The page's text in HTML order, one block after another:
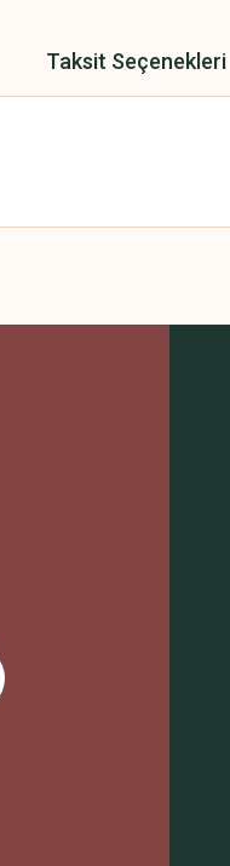
Taksit Seçenekleri